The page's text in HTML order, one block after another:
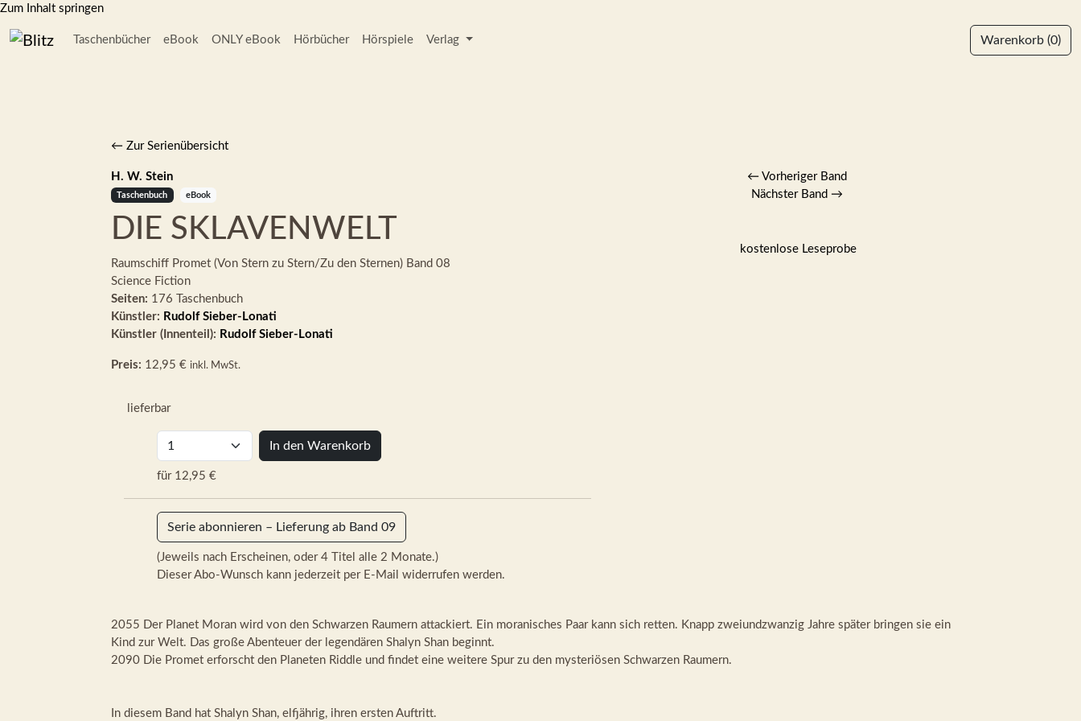
Zum Inhalt springen
Taschenbücher eBook ONLY eBook Hörbücher Hörspiele Verlag Warenkorb (0)
← Zur Serienübersicht
← Vorheriger Band
Nächster Band →
kostenlose Leseprobe
H. W. Stein
Taschenbuch eBook
DIE SKLAVENWELT
Raumschiff Promet (Von Stern zu Stern/Zu den Sternen) Band 08
Science Fiction
Seiten: 176 Taschenbuch
Künstler: Rudolf Sieber-Lonati
Künstler (Innenteil): Rudolf Sieber-Lonati
Preis: 12,95 € inkl. MwSt.
lieferbar
In den Warenkorb
für 12,95 €
Serie abonnieren – Lieferung ab Band 09
(Jeweils nach Erscheinen, oder 4 Titel alle 2 Monate.)
Dieser Abo-Wunsch kann jederzeit per E-Mail widerrufen werden.
2055 Der Planet Moran wird von den Schwarzen Raumern attackiert. Ein moranisches Paar kann sich retten. Knapp zweiundzwanzig Jahre später bringen sie ein
Kind zur Welt. Das große Abenteuer der legendären Shalyn Shan beginnt.
2090 Die Promet erforscht den Planeten Riddle und findet eine weitere Spur zu den mysteriösen Schwarzen Raumern.
In diesem Band hat Shalyn Shan, elfjährig, ihren ersten Auftritt.